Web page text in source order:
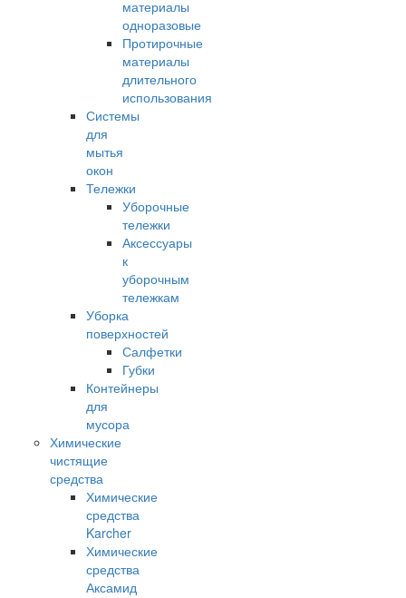
материалы
одноразовые
Протирочные
материалы
длительного
использования
Системы
для
мытья
окон
Тележки
Уборочные
тележки
Аксессуары
к
уборочным
тележкам
Уборка
поверхностей
Салфетки
Губки
Контейнеры
для
мусора
Химические
чистящие
средства
Химические
средства
Karcher
Химические
средства
Аксамид